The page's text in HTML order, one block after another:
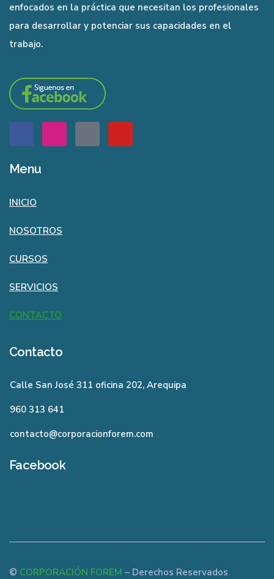
enfocados en la práctica que necesitan los profesionales
para desarrollar y potenciar sus capacidades en el
trabajo.
Menu
INICIO
NOSOTROS
CURSOS
SERVICIOS
CONTACTO
Contacto
Calle San José 311 oficina 202, Arequipa
960 313 641
contacto@corporacionforem.com
Facebook
© CORPORACIÓN FOREM – Derechos Reservados